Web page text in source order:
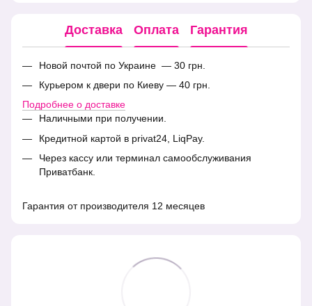
Доставка Оплата Гарантия
Новой почтой по Украине — 30 грн.
Курьером к двери по Киеву — 40 грн.
Подробнее о доставке
Наличными при получении.
Кредитной картой в privat24, LiqPay.
Через кассу или терминал самообслуживания
Приватбанк.
Гарантия от производителя 12 месяцев